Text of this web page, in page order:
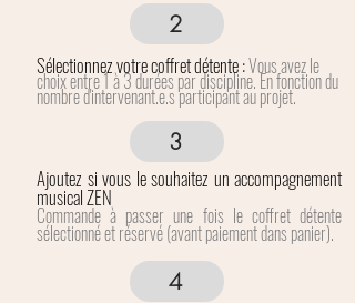
2
Sélectionnez votre coffret détente :Vous avez le
choix entre 1 à 3 durées par discipline. En fonction du
nombre d'intervenant.e.s participant au projet.
3
Ajoutez si vous le souhaitez un accompagnement
musical ZEN
Commande à passer une fois le coffret détente
sélectionné et réservé (avant paiement dans panier).
4